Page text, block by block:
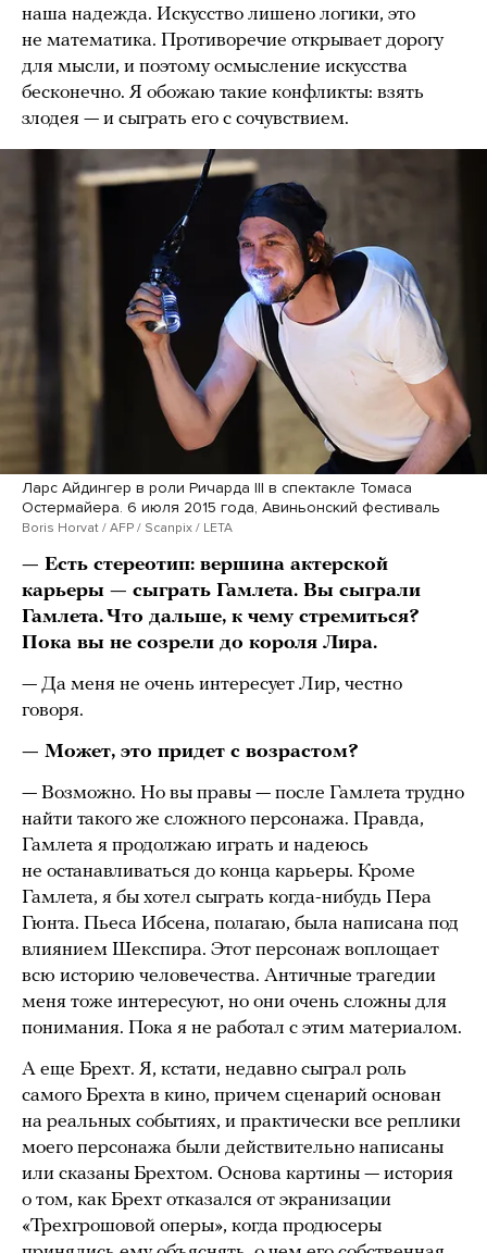
наша надежда. Искусство лишено логики, это
не математика. Противоречие открывает дорогу
для мысли, и поэтому осмысление искусства
бесконечно. Я обожаю такие конфликты: взять
злодея — и сыграть его с сочувствием.
Ларс Айдингер в роли Ричарда III в спектакле Томаса
Остермайера. 6 июля 2015 года, Авиньонский фестиваль
Boris Horvat / AFP / Scanpix / LETA
— Есть стереотип: вершина актерской
карьеры — сыграть Гамлета. Вы сыграли
Гамлета. Что дальше, к чему стремиться?
Пока вы не созрели до короля Лира.
— Да меня не очень интересует Лир, честно
говоря.
— Может, это придет с возрастом?
— Возможно. Но вы правы — после Гамлета трудно
найти такого же сложного персонажа. Правда,
Гамлета я продолжаю играть и надеюсь
не останавливаться до конца карьеры. Кроме
Гамлета, я бы хотел сыграть когда-нибудь Пера
Гюнта. Пьеса Ибсена, полагаю, была написана под
влиянием Шекспира. Этот персонаж воплощает
всю историю человечества. Античные трагедии
меня тоже интересуют, но они очень сложны для
понимания. Пока я не работал с этим материалом.
А еще Брехт. Я, кстати, недавно сыграл роль
самого Брехта в кино, причем сценарий основан
на реальных событиях, и практически все реплики
моего персонажа были действительно написаны
или сказаны Брехтом. Основа картины — история
о том, как Брехт отказался от экранизации
«Трехгрошовой оперы», когда продюсеры